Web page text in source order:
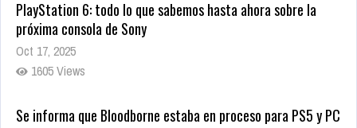
PlayStation 6: todo lo que sabemos hasta ahora sobre la
próxima consola de Sony
Oct 17, 2025
1605 Views
Se informa que Bloodborne estaba en proceso para PS5 y PC